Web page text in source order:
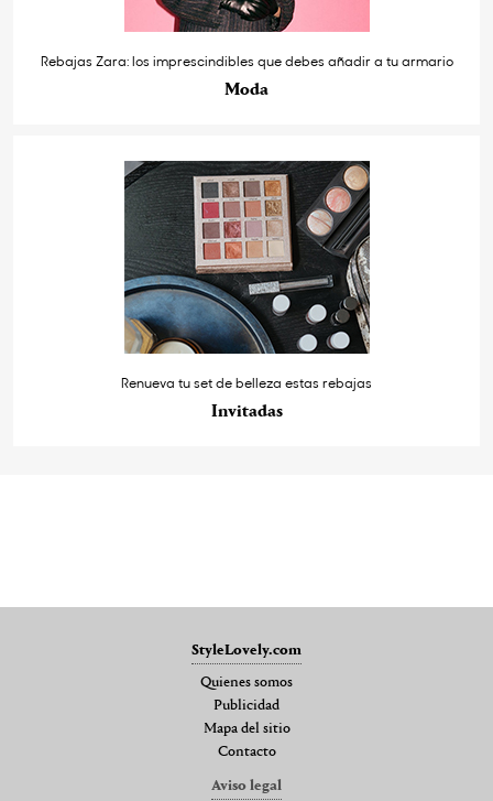
Rebajas Zara: los imprescindibles que debes añadir a tu armario
Moda
Renueva tu set de belleza estas rebajas
Invitadas
StyleLovely.com
Quienes somos
Publicidad
Mapa del sitio
Contacto
Aviso legal